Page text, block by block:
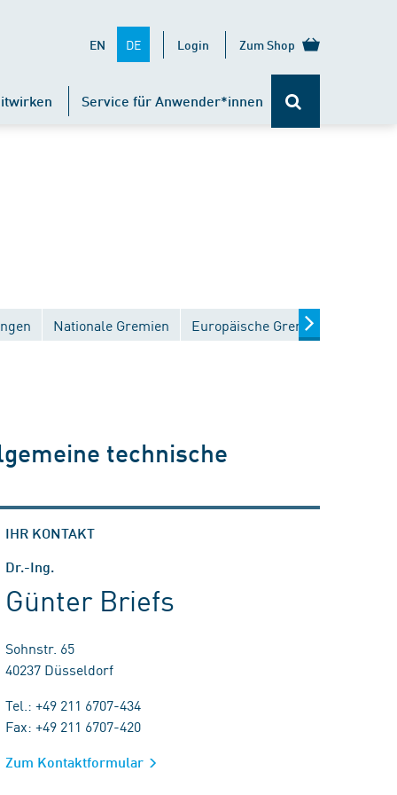
EN DE Login Zum Shop
Service für Anwender*innen
Nationale Gremien Europäische Gremien
technische
IHR KONTAKT
Dr.-Ing.
Günter Briefs
Sohnstr. 65
40237 Düsseldorf
Tel.: +49 211 6707-434
Fax: +49 211 6707-420
Zum Kontaktformular